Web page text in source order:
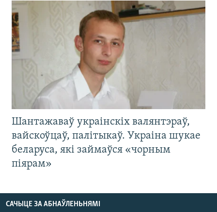
Шантажаваў украінскіх валянтэраў,
вайскоўцаў, палітыкаў. Украіна шукае
беларуса, які займаўся «чорным
піярам»
САЧЫЦЕ ЗА АБНАЎЛЕНЬНЯМІ